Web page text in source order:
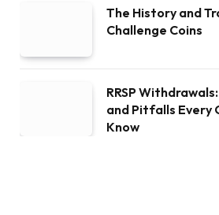
The History and
Challenge Coins
RRSP
and Pitfalls Every
Know